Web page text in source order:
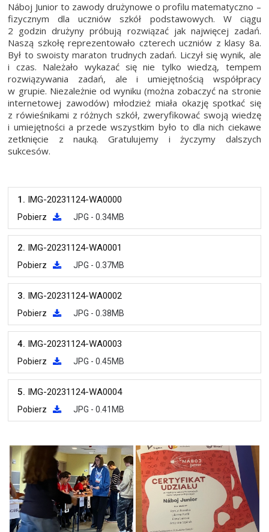
Náboj Junior to zawody drużynowe o profilu matematyczno –
fizycznym dla uczniów szkół podstawowych. W ciągu
2 godzin drużyny próbują rozwiązać jak najwięcej zadań.
Naszą szkołę reprezentowało czterech uczniów z klasy 8a.
Był to swoisty maraton trudnych zadań. Liczył się wynik, ale
i czas. Należało wykazać się nie tylko wiedzą, tempem
rozwiązywania zadań, ale i umiejętnością współpracy
w grupie. Niezależnie od wyniku (można zobaczyć na stronie
internetowej zawodów) młodzież miała okazję spotkać się
z rówieśnikami z różnych szkół, zweryfikować swoją wiedzę
i umiejętności a przede wszystkim było to dla nich ciekawe
zetknięcie z nauką. Gratulujemy i życzymy dalszych
sukcesów.
1. IMG-20231124-WA0000
Pobierz JPG - 0.34MB
2. IMG-20231124-WA0001
Pobierz JPG - 0.37MB
3. IMG-20231124-WA0002
Pobierz JPG - 0.38MB
4. IMG-20231124-WA0003
Pobierz JPG - 0.45MB
5. IMG-20231124-WA0004
Pobierz JPG - 0.41MB